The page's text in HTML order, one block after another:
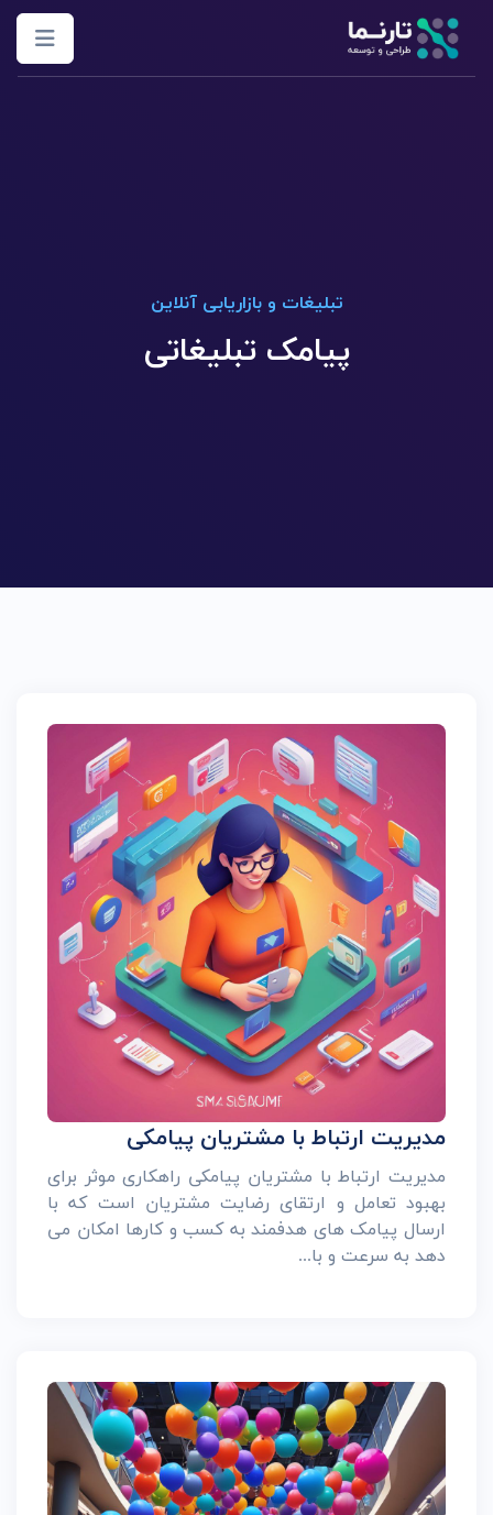
تبلیغات و بازاریابی آنلاین
پیامک تبلیغاتی
مدیریت ارتباط با مشتریان پیامکی
مدیریت ارتباط با مشتریان پیامکی راهکاری موثر برای
بهبود تعامل و ارتقای رضایت مشتریان است که با
ارسال پیامک های هدفمند به کسب و کارها امکان می
دهد به سرعت و با...